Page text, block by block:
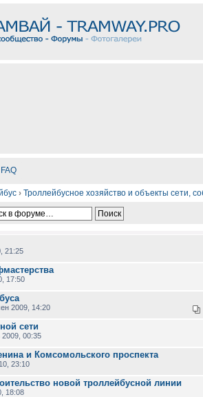
FAQ
› Троллейбусное хозяйство и объекты сети,
21:25
17:50
2009, 14:20
сети
2009, 00:35
и Комсомольского проспекта
23:10
новой троллейбусной линии
18:08